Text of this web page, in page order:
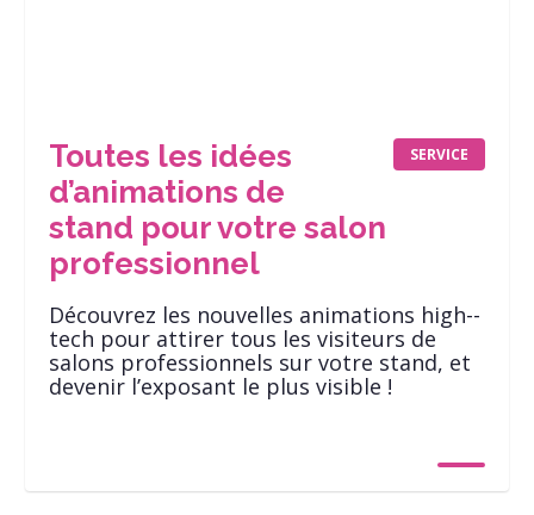
SERVICE
Toutes les idées
d’animations de
stand pour votre salon
professionnel
Découvrez les nouvelles animations high-­
tech pour attirer tous les visiteurs de
salons professionnels sur votre stand, et
devenir l’exposant le plus visible !